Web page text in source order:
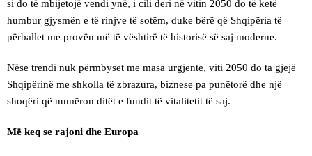
si do të mbijetojë vendi ynë, i cili deri në vitin 2050 do të ketë
humbur gjysmën e të rinjve të sotëm, duke bërë që Shqipëria të
përballet me provën më të vështirë të historisë së saj moderne.
Nëse trendi nuk përmbyset me masa urgjente, viti 2050 do ta gjejë
Shqipërinë me shkolla të zbrazura, biznese pa punëtorë dhe një
shoqëri që numëron ditët e fundit të vitalitetit të saj.
Më keq se rajoni dhe Europa